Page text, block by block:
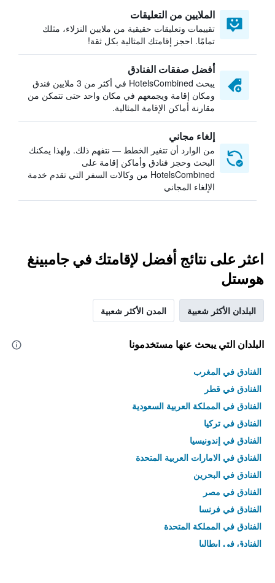
الملايين من التعليقات
تقييمات وتعليقات حقيقية من ملايين النزلاء، مثلك
تمامًا. احجز إقامتك المثالية بكل ثقة!
أفضل صفقات الفنادق
يبحث HotelsCombined في أكثر من 3 ملايين فندق
ومكان إقامة ويجمعهم في مكان واحد حتى تتمكن من
مقارنة أماكن الإقامة المثالية.
إلغاء مجاني
من الوارد أن تتغير الخطط — نتفهم ذلك. ولهذا يمكنك
البحث وحجز فنادق وأماكن إقامة على
HotelsCombined من وكالات السفر التي تقدم خدمة
الإلغاء المجاني
اعثر على نتائج أفضل لإقامتك في جامبينغ
هوستل
البلدان الأكثر شعبية المدن الأكثر شعبية
البلدان التي يبحث عنها مستخدمونا
الفنادق في المغرب
الفنادق في قطر
الفنادق في المملكة العربية السعودية
الفنادق في تركيا
الفنادق في إندونيسيا
الفنادق في الامارات العربية المتحدة
الفنادق في البحرين
الفنادق في مصر
الفنادق في فرنسا
الفنادق في المملكة المتحدة
الفنادق في إيطاليا